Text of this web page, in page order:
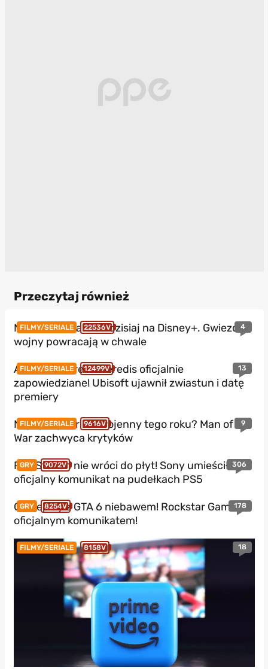
Przeczytaj również
FILMY/SERIALE 22536V 4
Nowe Star Wars od dzisiaj na Disney+. Gwiezdne
wojny powracają w chwale
FILMY/SERIALE 12499V 13
Assassin’s Creed Heredis oficjalnie
zapowiedziane! Ubisoft ujawnił zwiastun i datę
premiery
FILMY/SERIALE 9616V 9
Najlepszy thriller wojenny tego roku? Man of
War zachwyca krytyków
GRY 9072V 306
PlayStation nie wróci do płyt! Sony umieściło
oficjalny komunikat na pudełkach PS5
GRY 8254V 178
Gameplay z GTA 6 niebawem! Rockstar Games z
oficjalnym komunikatem!
FILMY/SERIALE 8158V 18